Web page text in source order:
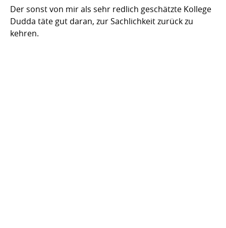
Der sonst von mir als sehr redlich geschätzte Kollege
Dudda täte gut daran, zur Sachlichkeit zurück zu
kehren.